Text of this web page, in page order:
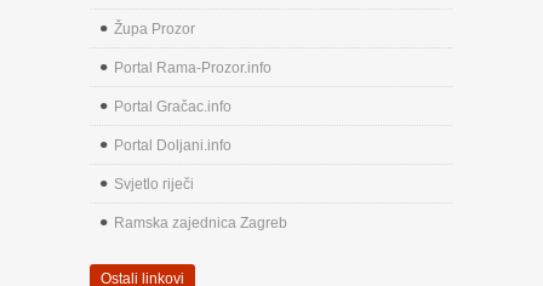
Župa Prozor
Portal Rama-Prozor.info
Portal Gračac.info
Portal Doljani.info
Svjetlo riječi
Ramska zajednica Zagreb
Ostali linkovi